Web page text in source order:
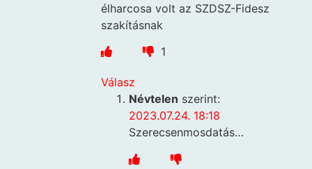
élharcosa volt az SZDSZ-Fidesz
szakításnak
1
Válasz
Névtelen szerint:
2023.07.24. 18:18
Szerecsenmosdatás…